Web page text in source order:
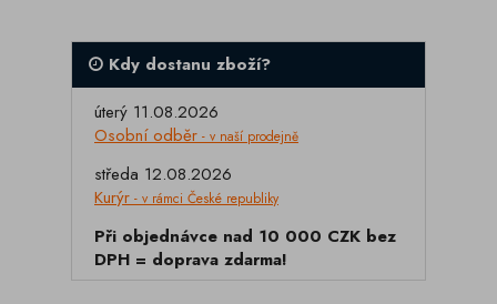
Kdy dostanu zboží?
úterý 11.08.2026
Osobní odběr - v naší prodejně
středa 12.08.2026
Kurýr - v rámci České republiky
Při objednávce nad 10 000 CZK bez
DPH = doprava zdarma!